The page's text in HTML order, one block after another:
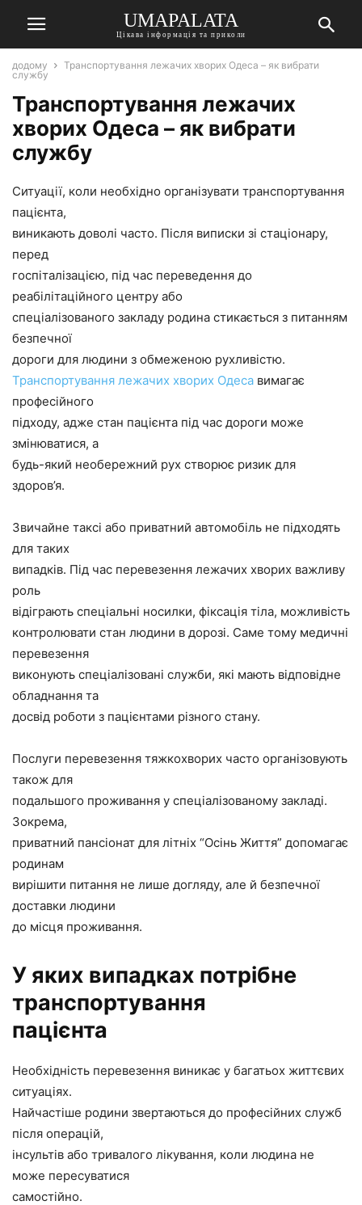
UMAPALATA
Цікава інформація та приколи
додому
Транспортування лежачих хворих Одеса – як вибрати
службу
Транспортування лежачих
хворих Одеса – як вибрати
службу
Ситуації, коли необхідно організувати транспортування
пацієнта,
виникають доволі часто. Після виписки зі стаціонару,
перед
госпіталізацією, під час переведення до
реабілітаційного центру або
спеціалізованого закладу родина стикається з питанням
безпечної
дороги для людини з обмеженою рухливістю.
Транспортування лежачих хворих Одеса вимагає
професійного
підходу, адже стан пацієнта під час дороги може
змінюватися, а
будь-який необережний рух створює ризик для
здоров’я.
Звичайне таксі або приватний автомобіль не підходять
для таких
випадків. Під час перевезення лежачих хворих важливу
роль
відіграють спеціальні носилки, фіксація тіла, можливість
контролювати стан людини в дорозі. Саме тому медичні
перевезення
виконують спеціалізовані служби, які мають відповідне
обладнання та
досвід роботи з пацієнтами різного стану.
Послуги перевезення тяжкохворих часто організовують
також для
подальшого проживання у спеціалізованому закладі.
Зокрема,
приватний пансіонат для літніх “Осінь Життя” допомагає
родинам
вирішити питання не лише догляду, але й безпечної
доставки людини
до місця проживання.
У яких випадках потрібне
транспортування
пацієнта
Необхідність перевезення виникає у багатьох життєвих
ситуаціях.
Найчастіше родини звертаються до професійних служб
після операцій,
інсультів або тривалого лікування, коли людина не
може пересуватися
самостійно.